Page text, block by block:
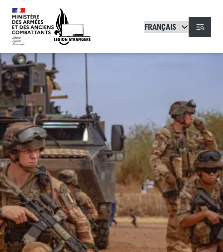
Menu